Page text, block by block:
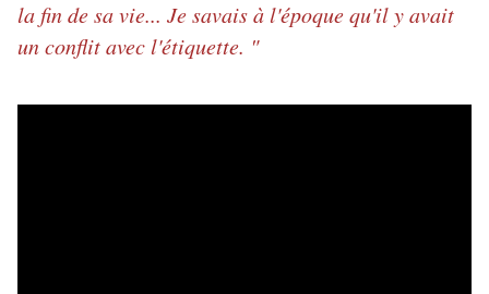
la fin de sa vie... Je savais à l'époque qu'il y avait
un conflit avec l'étiquette. "